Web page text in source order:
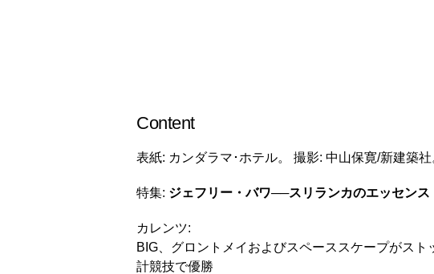
Content
表紙: カンダラマ･ホテル。 撮影: 中山保寛/新建築社
特集: ジェフリー・バワ──スリランカのエッセンス
カレンツ:
BIG、グロントメイおよびスペーススケープがス
計競技で優勝